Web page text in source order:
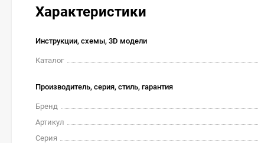
Характеристики
Инструкции, схемы, 3D модели
Каталог
Производитель, серия, стиль, гарантия
Бренд
Артикул
Серия